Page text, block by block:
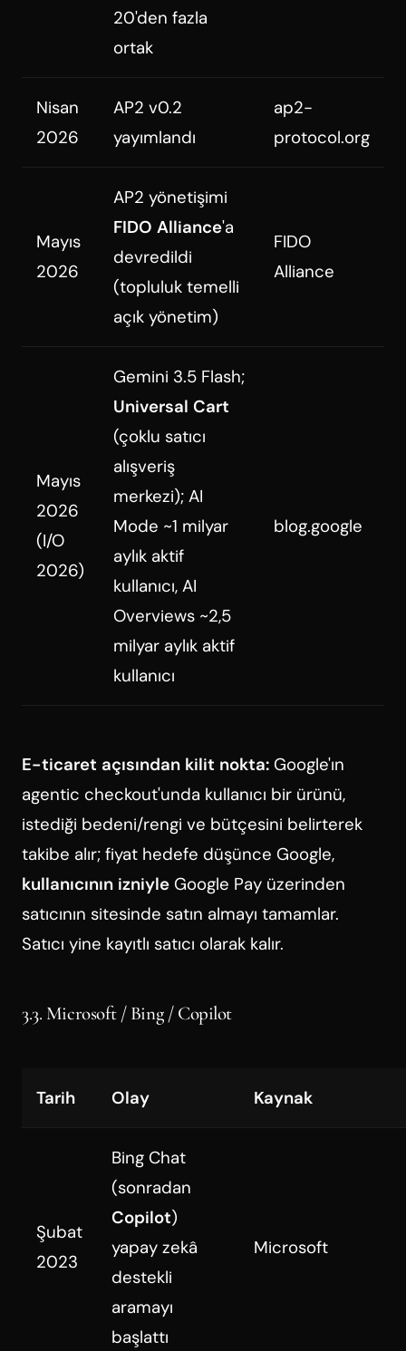
20'den fazla
ortak
Nisan
2026
AP2 v0.2
yayımlandı
ap2-
protocol.org
Mayıs
2026
AP2 yönetişimi
FIDO Alliance'a
devredildi
(topluluk temelli
açık yönetim)
FIDO
Alliance
Mayıs
2026
(I/O
2026)
Gemini 3.5 Flash;
Universal Cart
(çoklu satıcı
alışveriş
merkezi); AI
Mode ~1 milyar
aylık aktif
kullanıcı, AI
Overviews ~2,5
milyar aylık aktif
kullanıcı
blog.google
E-ticaret açısından kilit nokta: Google'ın
agentic checkout'unda kullanıcı bir ürünü,
istediği bedeni/rengi ve bütçesini belirterek
takibe alır; fiyat hedefe düşünce Google,
kullanıcının izniyle Google Pay üzerinden
satıcının sitesinde satın almayı tamamlar.
Satıcı yine kayıtlı satıcı olarak kalır.
3.3. Microsoft / Bing / Copilot
Tarih Olay Kaynak
Şubat
2023
Bing Chat
(sonradan
Copilot)
yapay zekâ
destekli
aramayı
başlattı
Microsoft